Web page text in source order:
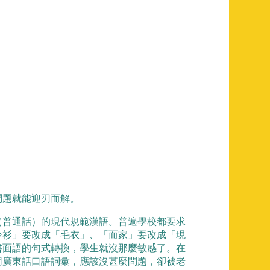
就能迎刃而解。
通話）的現代規範漢語。普遍學校都要求
」要改成「毛衣」、「而家」要改成「現
語的句式轉換，學生就沒那麼敏感了。在
東話口語詞彙，應該沒甚麼問題，卻被老